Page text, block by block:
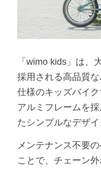
「wimo kids」は、
採用される高品質
仕様のキッズバイ
アルミフレームを
たシンプルなデザイ
メンテナンス不要
ことで、チェーン